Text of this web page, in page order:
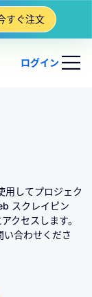
すぐ注文
ログイン
してプロジェク
スクレイピン
クセスします。
合わせくださ